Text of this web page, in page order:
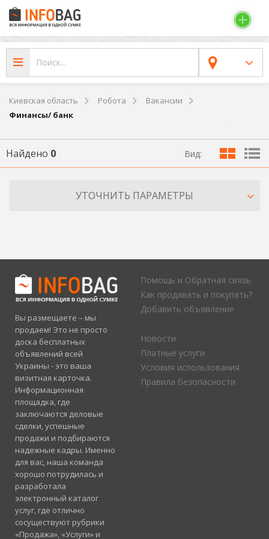
Киевская область Робота
Вакансии
Финансы/ банк
Найдено 0 Вид:
УТОЧНИТЬ ПАРАМЕТРЫ
Вы размещаете – мы
продаем! Это не просто
доска бесплатных
объявлений всей
Украины - это ваша
визитная карточка.
Информационная
площадка, где
заключаются деловые
сделки, успешные
продажи и подбираются
надежные кадры. Именно
для вас, наша команда
хорошо потрудилась и
разработала
электронный каталог
услуг, где отлично
сосуществуют рубрики
«Продажа», «Услуги» и
Помощь и Обратная связь
Как продавать и покупать?
Добавить объявление
Новости
Платные услуги
Условия использования
Правила безопасности